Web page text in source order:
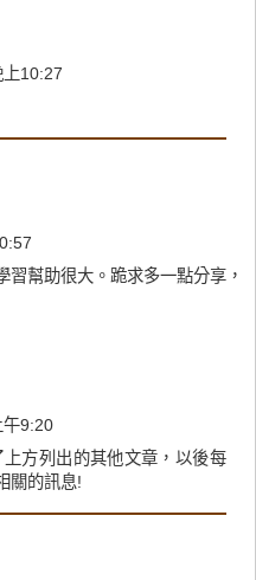
10:27
幫助很大。跪求多一點分享，
午9:20
方列出的其他文章，以後每
關的訊息!